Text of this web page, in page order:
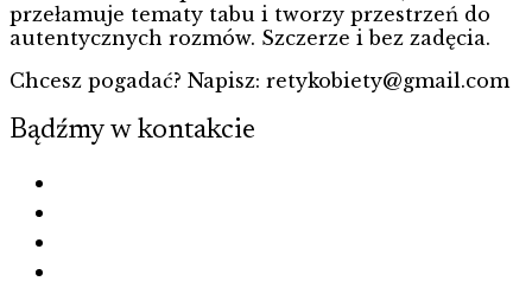
przełamuje tematy tabu i tworzy przestrzeń do
autentycznych rozmów. Szczerze i bez zadęcia.
Chcesz pogadać? Napisz: retykobiety@gmail.com
Bądźmy w kontakcie